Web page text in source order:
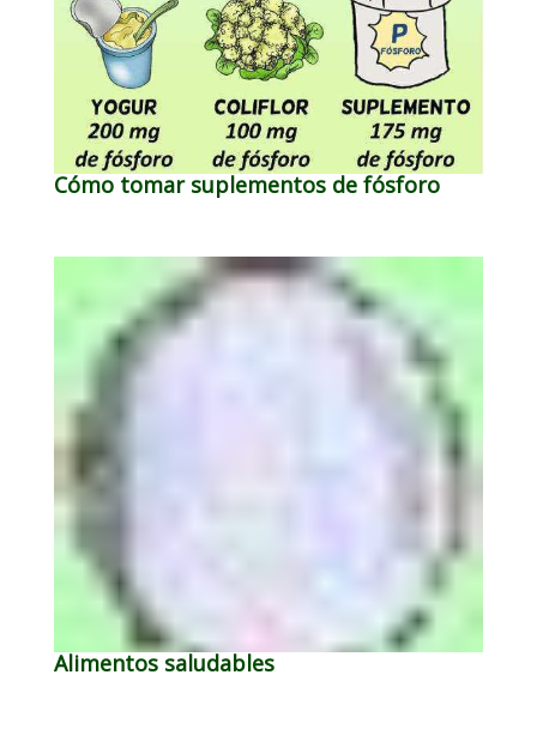
Cómo tomar suplementos de fósforo
Alimentos saludables